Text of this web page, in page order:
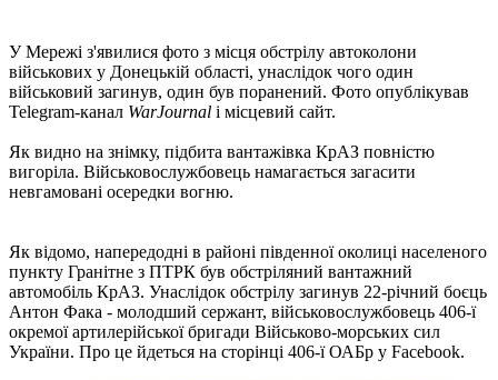
У Мережі з'явилися фото з місця обстрілу автоколони
військових у Донецькій області, унаслідок чого один
військовий загинув, один був поранений. Фото опублікував
Telegram-канал WarJournal і місцевий сайт.
Як видно на знімку, підбита вантажівка КрАЗ повністю
вигоріла. Військовослужбовець намагається загасити
невгамовані осередки вогню.
Як відомо, напередодні в районі південної околиці населеного
пункту Гранітне з ПТРК був обстріляний вантажний
автомобіль КрАЗ. Унаслідок обстрілу загинув 22-річний боєць
Антон Фака - молодший сержант, військовослужбовець 406-ї
окремої артилерійської бригади Військово-морських сил
України. Про це йдеться на сторінці 406-ї ОАБр у Facebook.